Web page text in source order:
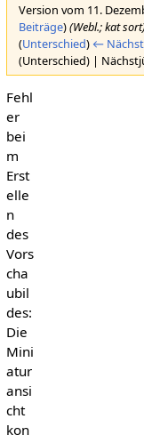
Version vom 11.
Beiträge)(Webl.; kat
(Unterschied) ←
(Unterschied) |
Fehl
er
bei
m
Erst
elle
n
des
Vors
cha
ubil
des:
Die
Mini
atur
ansi
cht
kon